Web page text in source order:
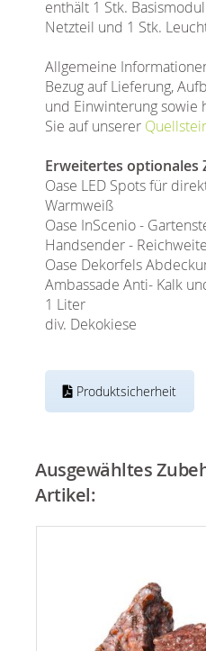
enthält 1 Stk.
Netzteil und 1 Stk.
Allgemeine
Bezug auf Lieferung,
und Einwinterung sowie
Sie auf unserer
Erweitertes optionales
Oase LED Spots für
Warmweiß
Oase InScenio -
Handsender -
Oase Dekorfels
Ambassade Anti- Kalk
1 Liter
div. Dekokiese
Produktsicherheit
Ausgewähltes
Artikel: